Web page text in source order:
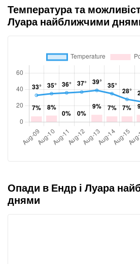
Температура та
Луара найближчими
Опади в Ендр і Луара
днями